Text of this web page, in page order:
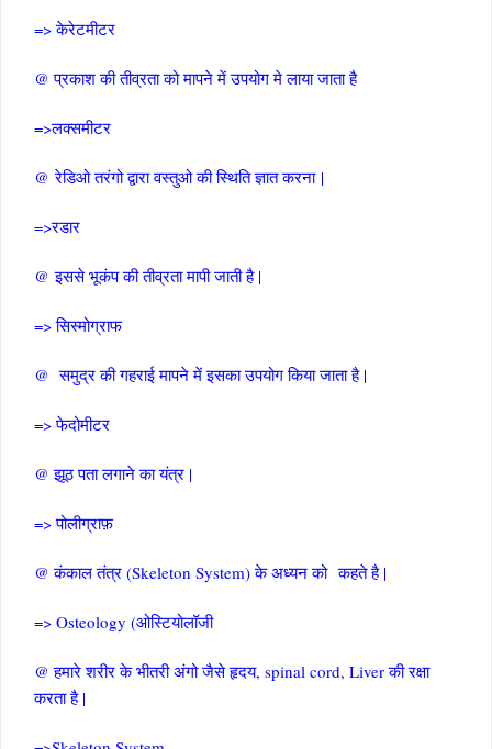
=> केरेटमीटर
@ प्रकाश की तीव्रता को मापने में उपयोग मे लाया जाता है
=>लक्समीटर
@ रेडिओ तरंगो द्वारा वस्तुओ की स्थिति ज्ञात करना |
=>रडार
@ इससे भूकंप की तीव्रता मापी जाती है |
=> सिस्मोग्राफ
@ समुद्र की गहराई मापने में इसका उपयोग किया जाता है |
=> फेदोमीटर
@ झूठ पता लगाने का यंत्र |
=> पोलीग्राफ़
@ कंकाल तंत्र (Skeleton System) के अध्यन को कहते है |
=> Osteology (ओस्टियोलॉजी
@ हमारे शरीर के भीतरी अंगो जैसे हृदय, spinal cord, Liver की रक्षा
करता है |